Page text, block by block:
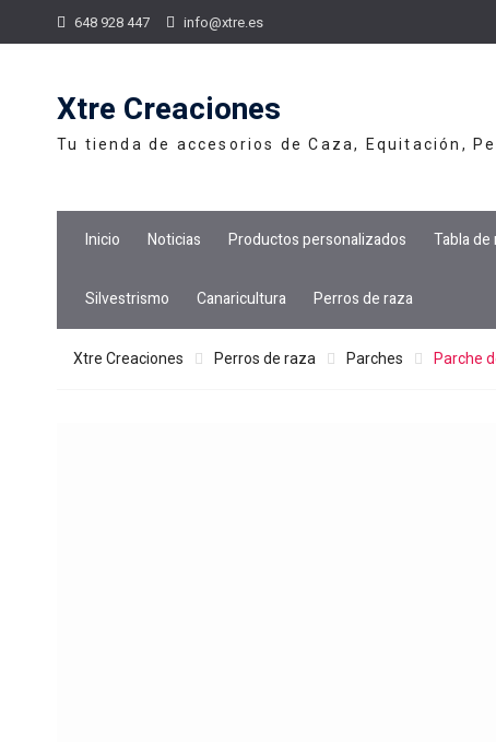
648 928 447 info@xtre.es
Xtre Creaciones
Tu tienda de accesorios de Caza, Equitación,
Inicio Noticias Productos personalizados Tabla de
Silvestrismo Canaricultura Perros de raza
Xtre Creaciones Perros de raza Parches Parche